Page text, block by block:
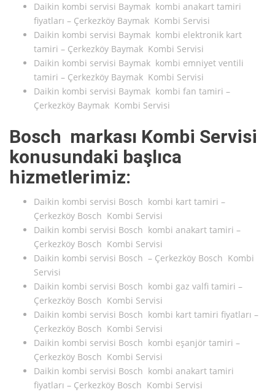
Daikin kombi servisi Baymak kombi anakart tamiri
fiyatları – Çerkezköy Baymak Kombi Servisi
Daikin kombi servisi Baymak kombi elektronik kart
tamiri – Çerkezköy Baymak Kombi Servisi
Daikin kombi servisi Baymak kombi emniyet ventili
tamiri – Çerkezköy Baymak Kombi Servisi
Daikin kombi servisi Baymak kombi fan tamiri –
Çerkezköy Baymak Kombi Servisi
Bosch markası Kombi Servisi
konusundaki başlıca
hizmetlerimiz:
Daikin kombi servisi Bosch kombi kart tamiri –
Çerkezköy Bosch Kombi Servisi
Daikin kombi servisi Bosch kombi anakart tamiri –
Çerkezköy Bosch Kombi Servisi
Daikin kombi servisi Bosch – Çerkezköy Bosch Kombi
Servisi
Daikin kombi servisi Bosch kombi gaz valfi tamiri –
Çerkezköy Bosch Kombi Servisi
Daikin kombi servisi Bosch kombi kart tamiri fiyatları –
Çerkezköy Bosch Kombi Servisi
Daikin kombi servisi Bosch kombi eşanjör tamiri –
Çerkezköy Bosch Kombi Servisi
Daikin kombi servisi Bosch kombi anakart tamiri
fiyatları – Çerkezköy Bosch Kombi Servisi